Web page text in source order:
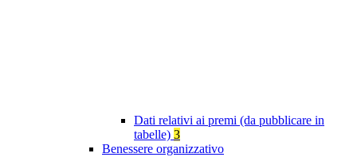
Dati relativi ai premi (da pubblicare in
tabelle) 3
Benessere organizzativo